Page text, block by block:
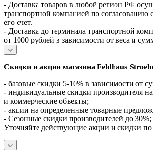
- Доставка товаров в любой регион РФ
транспортной компанией по согласованию
его счет.
- Доставка до терминала транспортной
от 1000 рублей в зависимости от веса и
Скидки и акции магазина Feldhaus-
- базовые скидки 5-10% в зависимости от
- индивидуальные скидки производителя
и коммерческие объекты;
- акции на определенные товарные
- Сезонные скидки производителей до 30%;
Уточняйте действующие акции и скидки по